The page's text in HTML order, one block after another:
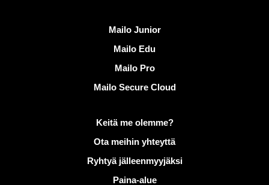
Mailo Junior
Mailo Edu
Mailo Pro
Mailo Secure Cloud
Lisätietoja aiheesta MailoKeitä me olemme?
Ota meihin yhteyttä
Ryhtyä jälleenmyyjäksi
Paina-alue